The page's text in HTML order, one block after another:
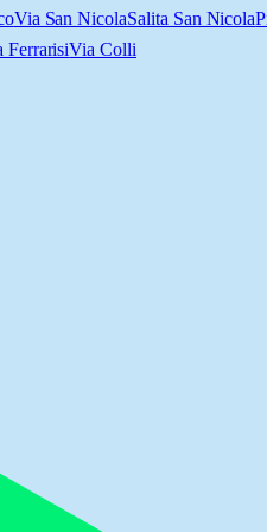
Via San NicolaSalita San Nicola
FerrarisiVia Colli